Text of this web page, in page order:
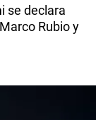
se declara
Rubio y